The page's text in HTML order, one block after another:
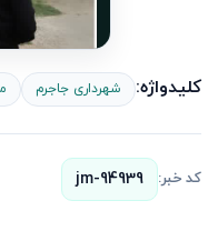
کلیدواژه: شهرداری جاجرم
کد خبر: jm-94939